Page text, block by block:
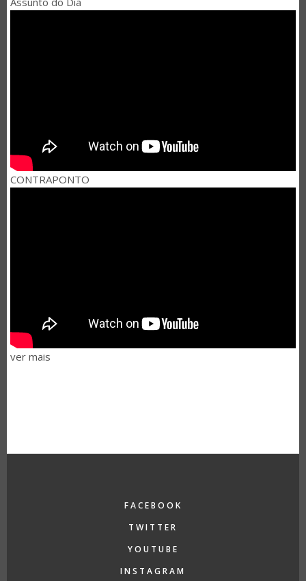
CONTRAPONTO
ver mais
FACEBOOK
TWITTER
YOUTUBE
INSTAGRAM